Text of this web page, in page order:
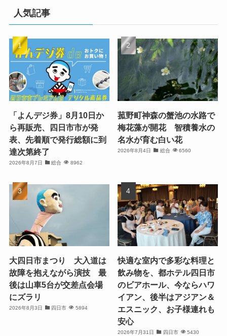
人気記事
「よんデジ券」8月10日か
ら再販売、四日市市が発
表、先着順で発行総額に到
達次第終了
2026年8月7日 総合 8962
菰野町神森の蟹池の水路で
梅花藻が開花 智積養水の
名水が育む白い花
2026年8月4日 総合 6560
大四日市まつり 大入道は
故障を抱えながら演技 最
後は山車5台が交差点会場
にズラリ
2026年8月3日 四日市 5894
快適な室内で多彩な料理と
飲み物を、都ホテル四日市
のビアホール、今ならハワ
イアン、後半はアジアン＆
エスニック、お子様連れも
安心
2026年7月31日 四日市 5430